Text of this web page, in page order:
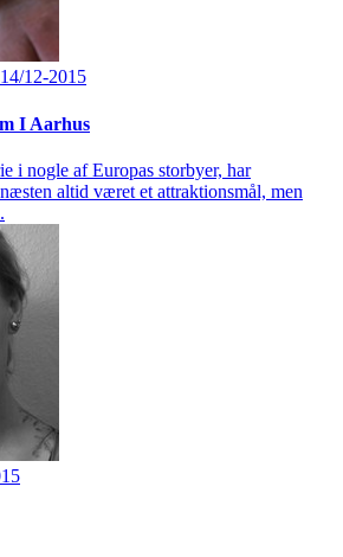
14/12-2015
I Aarhus
i nogle af Europas storbyer, har
altid været et attraktionsmål, men